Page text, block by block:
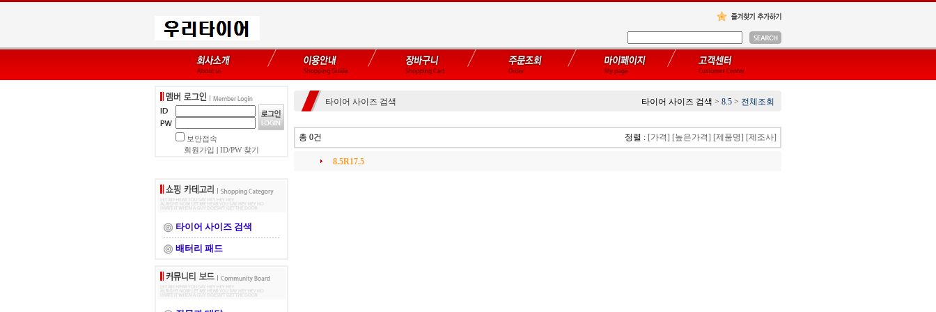
보안접속
회원가입
ID/PW 찾기
타이어 사이즈 검색
배터리 패드
타이어 사이즈 검색 타이어 사이즈 검색 > 8.5 > 전체조회
총 0건 정렬 : [가격] [높은가격] [제품명] [제조사]
8.5R17.5